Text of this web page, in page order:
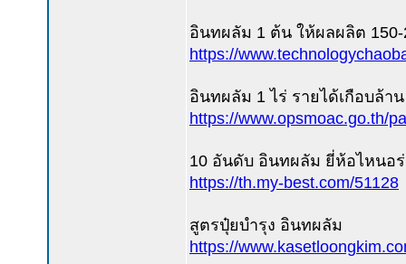
อินทผลัม 1 ต้น ให้ผลผลิต 150-
https://
อินทผลัม 1 ไร่ รายได้เกือบล้าน
https://www.opsmoac.go.th/
10 อันดับ อินทผลัม ยี่ห้อไหนอ
https://th.my-best.com/51128
สูตรปุ๋ยบำรุง อินทผลัม
https://